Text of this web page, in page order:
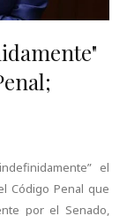
el
Código Penal que
por el Senado,